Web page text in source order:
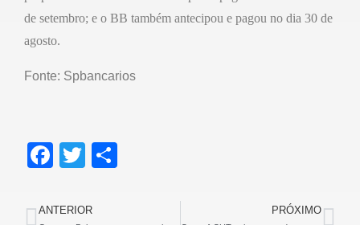
de setembro; e o BB também antecipou e pagou no dia 30 de
agosto.
Fonte: Spbancarios
F
c
T
tt
ANTERIOR PRÓXIMO